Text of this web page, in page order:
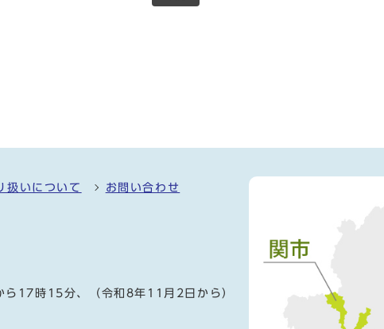
扱いについて お問い合わせ
17時15分、（令和8年11月2日から）